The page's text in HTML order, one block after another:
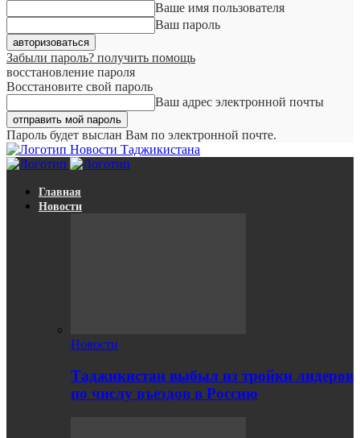
Ваше имя пользователя
Ваш пароль
Забыли пароль? получить помощь
восстановление пароля
Восстановите свой пароль
Ваш адрес электронной почты
Пароль будет выслан Вам по электронной почте.
Новости Таджикистана
Главная
Новости
Новости
Таджикистан выбыл из тройки лидеров
по числу въездов в Россию